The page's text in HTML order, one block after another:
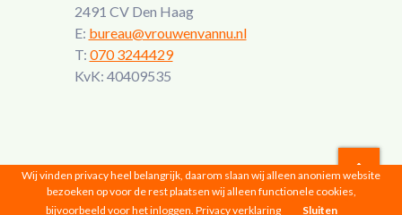
2491 CV Den Haag
E: bureau@vrouwenvannu.nl
T: 070 3244429
KvK: 40409535
Vrouwen van Nu © 2026 |Privacyverklaring
Wij vinden privacy heel belangrijk, daarom slaan wij alleen anoniem website
bezoeken op voor de rest plaatsen wij alleen functionele cookies,
bijvoorbeeld voor het inloggen. Privacy verklaring Sluiten